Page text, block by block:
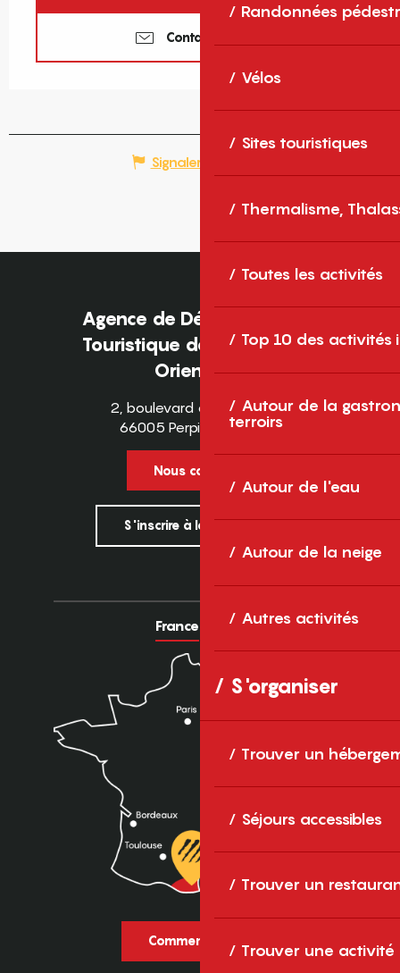
Randonnées
Vélos
Sites touristiques
Thermalisme,
Toutes les activités
Top 10 des activités
Autour de la
terroirs
Autour de l'eau
Autour de la neige
Autres activités
S'organiser
Trouver un
Séjours accessibles
Trouver un
Trouver une activité
Contactez-nous
Signaler une erreur
Agence de Développement
Touristique des Pyrénées-
Orientales
2, boulevard des Pyrénées
66005 Perpignan Cedex
Nous contacter
S'inscrire à la newsletter
France Europe
Comment venir ?